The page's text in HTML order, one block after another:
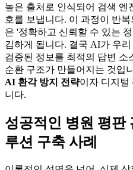
높은 출처로 인식되어 검색 엔
호를 보냅니다. 이 과정이 반
은 '정확하고 신뢰할 수 있는
김하게 됩니다. 결국 AI가 우
검증된 정보를 최적의 답변 소
순환 구조가 만들어지는 것입
AI 환각 방지 전략이자 디지털
니다.
성공적인 병원 평판
루션 구축 사례